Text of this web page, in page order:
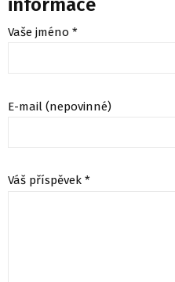
informace
Vaše jméno *
E-mail (nepovinné)
Váš příspěvek *